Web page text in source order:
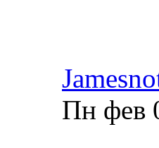
Пн фев